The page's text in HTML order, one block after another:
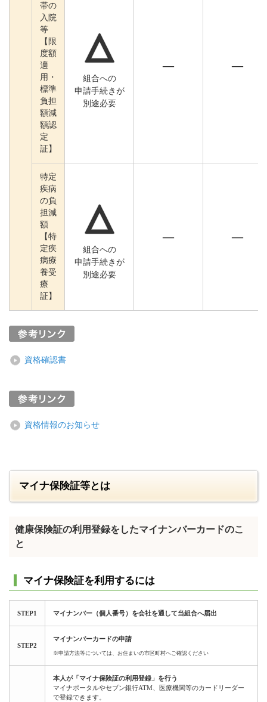
帯の
入院
等
【限
度額
適
用・
標準
負担
額減
額認
定
証】
△
組合への
申請手続きが
別途必要
― ―
特定
疾病
の負
担減
額
【特
定疾
病療
養受
療
証】
△
組合への
申請手続きが
別途必要
― ―
資格確認書
資格情報のお知らせ
マイナ保険証等とは
健康保険証の利用登録をしたマイナンバーカードのこ
と
マイナ保険証を利用するには
STEP1 マイナンバー（個人番号）を会社を通して当組合へ届出
STEP2
マイナンバーカードの申請
※申請方法等については、お住まいの市区町村へご確認ください
本人が「マイナ保険証の利用登録」を行う
マイナポータルやセブン銀行ATM、医療機関等のカードリーダー
で登録できます。